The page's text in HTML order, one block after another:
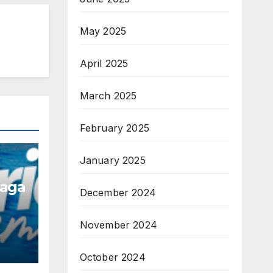
May 2025
April 2025
March 2025
February 2025
January 2025
December 2024
November 2024
October 2024